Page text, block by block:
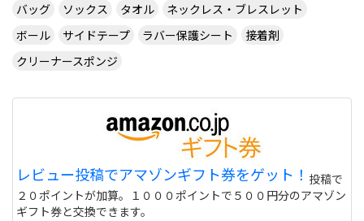
バッグ
ソックス タオル
ネックレス・ブレスレット
ボール
サイドテープ ラバー保護シート
接着剤
クリーナースポンジ
レビュー投稿でアマゾンギフト券をゲット！ 投稿で
２０ポイントが加算。１０００ポイントで５００円分のアマゾン
ギフト券と交換できます。